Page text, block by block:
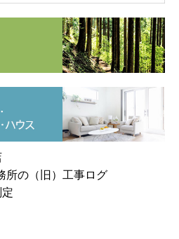
の（旧）工事ログ